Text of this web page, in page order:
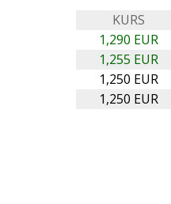
KURS
1,290 EUR
1,255 EUR
1,250 EUR
1,250 EUR